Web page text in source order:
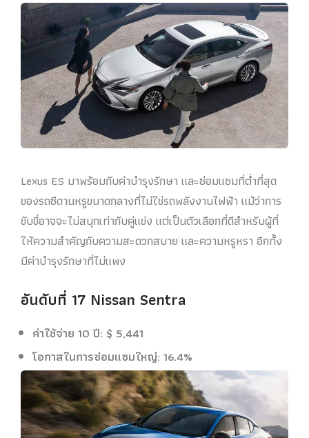
Lexus ES มาพร้อมกับค่าบํารุงรักษา และซ่อมแซมที่ต่ำที่สุด
ของรถซีดานหรูขนาดกลางที่ไม่ใช่รถพลังงานไฟฟ้า แม้ว่าการ
ขับขี่อาจจะไม่สนุกเท่ากับคู่แข่ง แต่เป็นตัวเลือกที่ดีสําหรับผู้ที่
ให้ความสําคัญกับความสะดวกสบาย และความหรูหรา อีกทั้ง
มีค่าบำรุงรักษาที่ไม่แพง
อันดับที่ 17 Nissan Sentra
ค่าใช้จ่าย 10 ปี: $ 5,441
โอกาสในการซ่อมแซมใหญ่: 16.4%